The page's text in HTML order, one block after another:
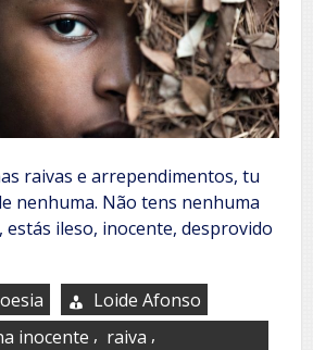
raivas e arrependimentos, tu
nenhuma. Não tens nenhuma
ileso, inocente, desprovido
Loide Afonso
inocente , raiva ,